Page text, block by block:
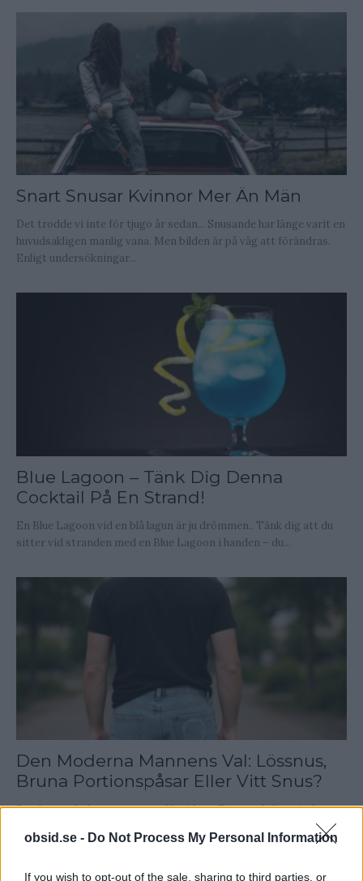
obsid.se - Do Not Process My Personal Information
If you wish to opt-out of the sale, sharing to third parties, or
Snart Snusar Kvinnor Mer Än Män
Det trodde vi inte för tjugo år sedan... Snusande har länge varit en
huvudsakligen manlig vana. Men bilden är på väg att förändras.
Enligt undersökningar...
Blue Lagoon – Tänk Dig Denna
Cocktail På En Strand!
En Blue Lagoon vid en blå lagun är ju drömmen.. Tänk dig att du
sitter vid stranden med en Blue Lagoon i handen – du...
Den Moderna Mannens Val: Lössnus,
Bruna Portionspåsar Eller Vitt Snus?
Det är mer än bara ett rus nu för tiden... Fingret dröjer sig över
mobilen, tvekar mellan tre olika dosor. Tre olika val, tre olika...